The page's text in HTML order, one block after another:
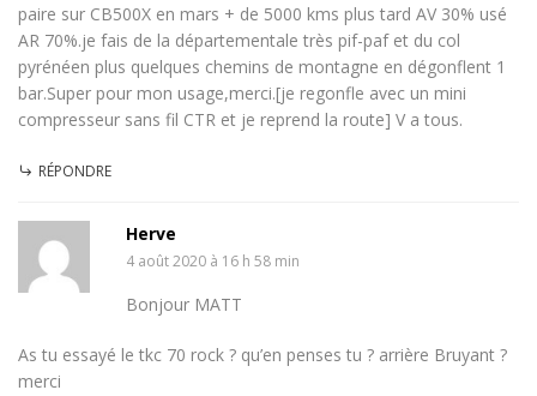
paire sur CB500X en mars + de 5000 kms plus tard AV 30% usé
AR 70%.je fais de la départementale très pif-paf et du col
pyrénéen plus quelques chemins de montagne en dégonflent 1
bar.Super pour mon usage,merci.[je regonfle avec un mini
compresseur sans fil CTR et je reprend la route] V a tous.
RÉPONDRE
Herve
4 août 2020 à 16 h 58 min
Bonjour MATT
As tu essayé le tkc 70 rock ? qu’en penses tu ? arrière Bruyant ?
merci